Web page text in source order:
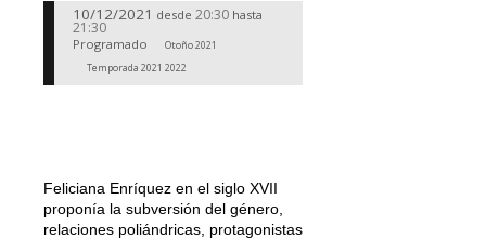
10/12/2021 desde 20:30 hasta
21:30
Programado
Otoño 2021
Temporada 2021 2022
Feliciana Enríquez en el siglo XVII
proponía la subversión del género,
relaciones poliándricas, protagonistas